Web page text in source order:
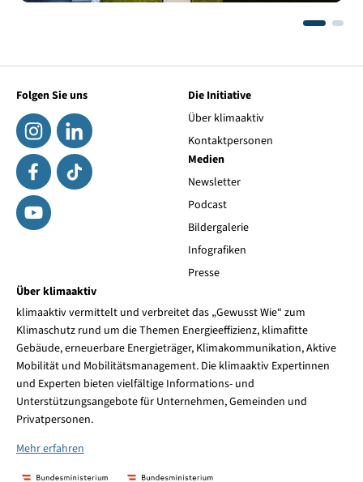
Folgen Sie uns
Die Initiative
Über klimaaktiv
Kontaktpersonen
Medien
Newsletter
Podcast
Bildergalerie
Infografiken
Presse
Über klimaaktiv
klimaaktiv vermittelt und verbreitet das „Gewusst Wie“ zum
Klimaschutz rund um die Themen Energieeffizienz, klimafitte
Gebäude, erneuerbare Energieträger, Klimakommunikation, Aktive
Mobilität und Mobilitätsmanagement. Die klimaaktiv Expertinnen
und Experten bieten vielfältige Informations- und
Unterstützungsangebote für Unternehmen, Gemeinden und
Privatpersonen.
Mehr erfahren